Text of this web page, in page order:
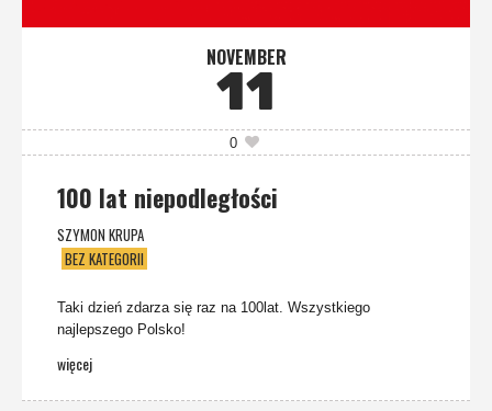
NOVEMBER
11
0
100 lat niepodległości
SZYMON KRUPA
BEZ KATEGORII
Taki dzień zdarza się raz na 100lat. Wszystkiego
najlepszego Polsko!
więcej